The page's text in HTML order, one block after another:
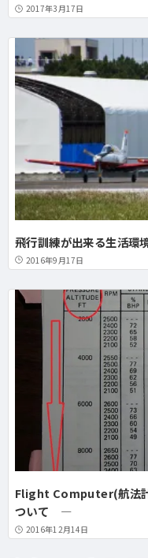
2017年3月17日
飛行訓練が出来る生活環
2016年9月17日
Flight Computer(航法
ついて ―
2016年12月14日